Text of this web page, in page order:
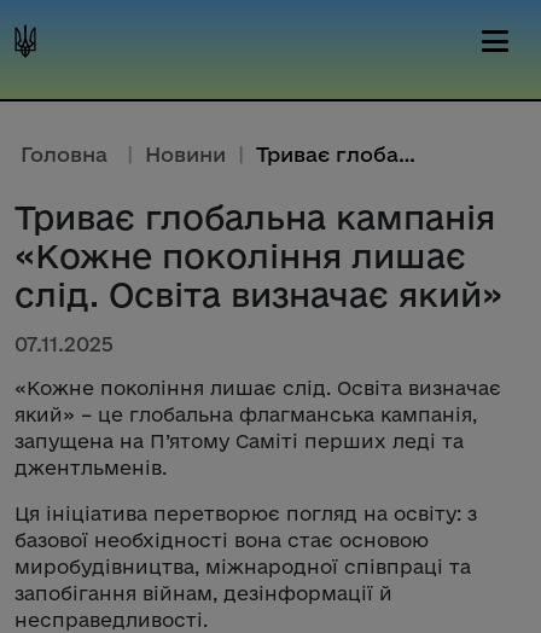
Головна | Новини | Триває глобальна кампанія «Кож...
Триває глобальна кампанія
«Кожне покоління лишає
слід. Освіта визначає який»
07.11.2025
«Кожне покоління лишає слід. Освіта визначає
який» – це глобальна флагманська кампанія,
запущена на П’ятому Саміті перших леді та
джентльменів.
Ця ініціатива перетворює погляд на освіту: з
базової необхідності вона стає основою
миробудівництва, міжнародної співпраці та
запобігання війнам, дезінформації й
несправедливості.